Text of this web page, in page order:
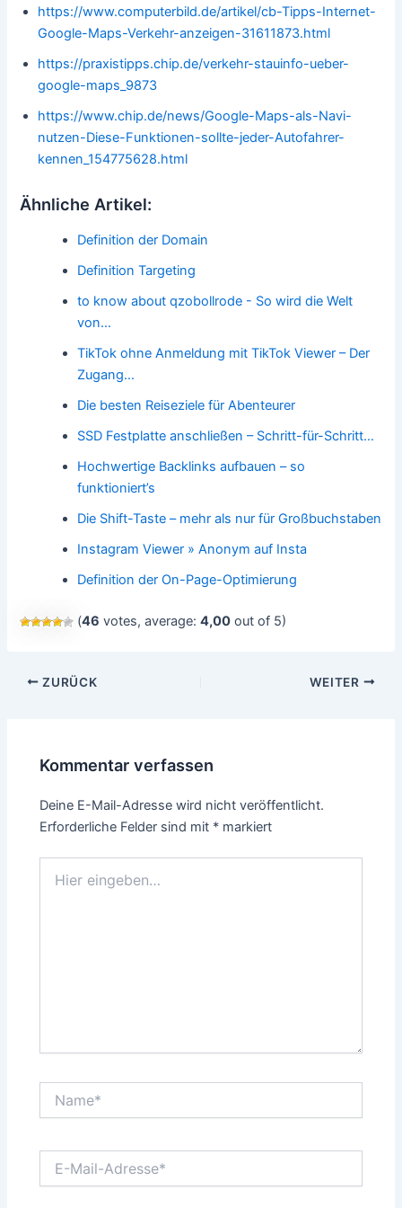
https://www.computerbild.de/artikel/cb-Tipps-Internet-
Google-Maps-Verkehr-anzeigen-31611873.html
https://praxistipps.chip.de/verkehr-stauinfo-ueber-
google-maps_9873
https://www.chip.de/news/Google-Maps-als-Navi-
nutzen-Diese-Funktionen-sollte-jeder-Autofahrer-
kennen_154775628.html
Ähnliche Artikel:
Definition der Domain
Definition Targeting
to know about qzobollrode - So wird die Welt
von…
TikTok ohne Anmeldung mit TikTok Viewer – Der
Zugang…
Die besten Reiseziele für Abenteurer
SSD Festplatte anschließen – Schritt-für-Schritt…
Hochwertige Backlinks aufbauen – so
funktioniert’s
Die Shift-Taste – mehr als nur für Großbuchstaben
Instagram Viewer » Anonym auf Insta
Definition der On-Page-Optimierung
(46 votes, average:4,00 out of 5)
Beitragsnavigation
ZURÜCK WEITER
Kommentar verfassen
Deine E-Mail-Adresse wird nicht veröffentlicht.
Erforderliche Felder sind mit * markiert
eingeben…
Mail-